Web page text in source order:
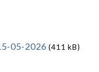
05-2026 (411 kB)